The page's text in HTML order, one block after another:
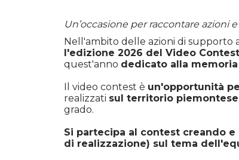
Un’occasione per raccontare
Nell'ambito delle azioni di supporto
l'edizione 2026 del Video
quest'anno dedicato alla
Il video contest è un'opportunità
realizzati sul territorio piemontese
grado.
Si partecipa al contest creando
di realizzazione) sul tema